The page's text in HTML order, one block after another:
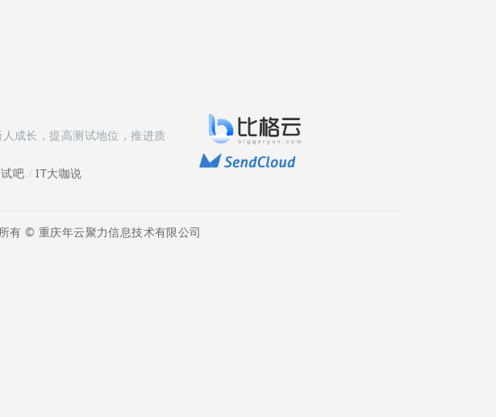
成长，提高测试地位，推进质
吧 /IT大咖说
有 © 重庆年云聚力信息技术有限公司